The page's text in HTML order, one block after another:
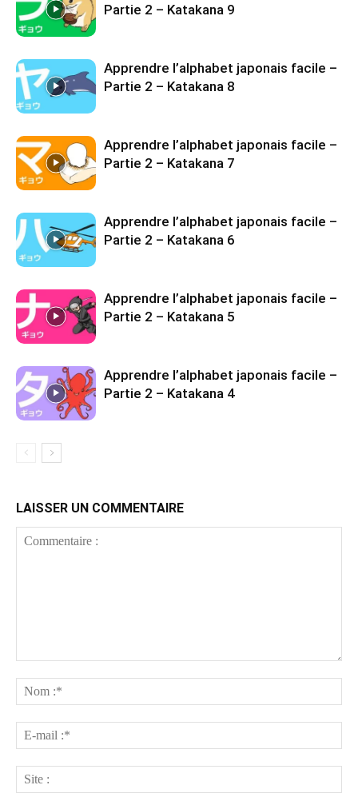
Partie 2 – Katakana 9
Apprendre l’alphabet japonais facile –
Partie 2 – Katakana 8
Apprendre l’alphabet japonais facile –
Partie 2 – Katakana 7
Apprendre l’alphabet japonais facile –
Partie 2 – Katakana 6
Apprendre l’alphabet japonais facile –
Partie 2 – Katakana 5
Apprendre l’alphabet japonais facile –
Partie 2 – Katakana 4
LAISSER UN COMMENTAIRE